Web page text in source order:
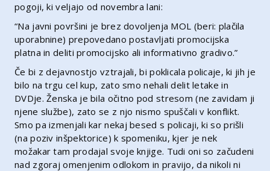
pogoji, ki veljajo od novembra lani:
“Na javni površini je brez dovoljenja MOL (beri: plačila
uporabnine) prepovedano postavljati promocijska
platna in deliti promocijsko ali informativno gradivo.”
Če bi z dejavnostjo vztrajali, bi poklicala policaje, ki jih je
bilo na trgu cel kup, zato smo nehali delit letake in
DVDje. Ženska je bila očitno pod stresom (ne zavidam ji
njene službe), zato se z njo nismo spuščali v konflikt.
Smo pa izmenjali kar nekaj besed s policaji, ki so prišli
(na poziv inšpektorice) k spomeniku, kjer je nek
možakar tam prodajal svoje knjige. Tudi oni so začudeni
nad zgoraj omenjenim odlokom in pravijo, da nikoli ni